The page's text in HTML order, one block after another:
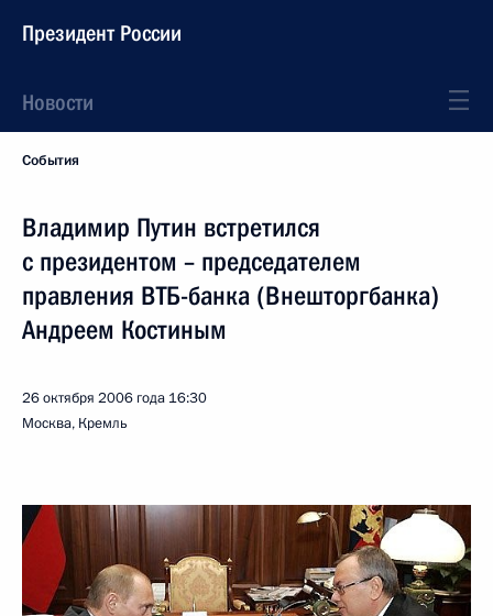
Президент России
Новости
События
Владимир Путин встретился
с президентом – председателем
правления ВТБ-банка (Внешторгбанка)
Андреем Костиным
26 октября 2006 года 16:30
Москва, Кремль